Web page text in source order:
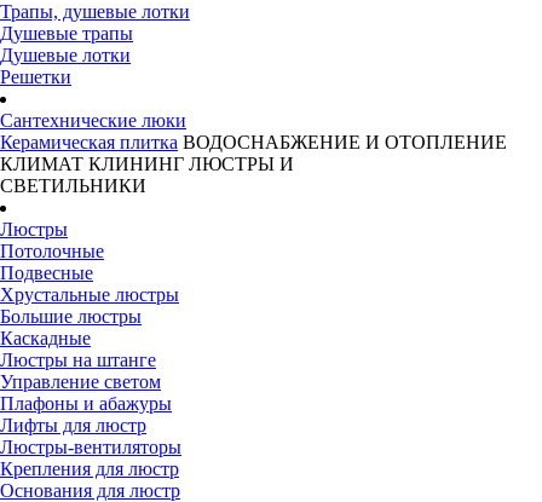
Трапы, душевые лотки
Душевые трапы
Душевые лотки
Решетки
Сантехнические люки
Керамическая плитка ВОДОСНАБЖЕНИЕ И ОТОПЛЕНИЕ
КЛИМАТ КЛИНИНГ ЛЮСТРЫ И
СВЕТИЛЬНИКИ
Люстры
Потолочные
Подвесные
Хрустальные люстры
Большие люстры
Каскадные
Люстры на штанге
Управление светом
Плафоны и абажуры
Лифты для люстр
Люстры-вентиляторы
Крепления для люстр
Основания для люстр